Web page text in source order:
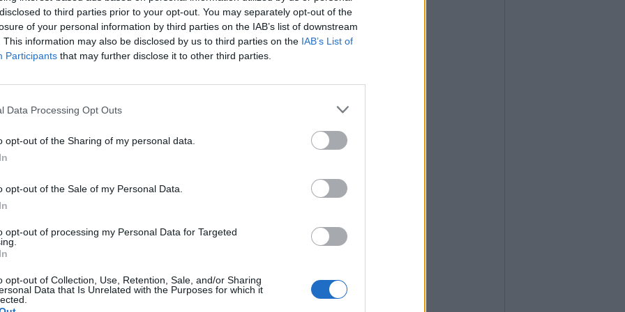
to third parties prior to your opt-out. You may separately opt-out of the
of your personal information by third parties on the IAB’s list of downstream
This information may also be disclosed by us to third parties on the IAB’s List of
Participants that may further disclose it to other third parties.
Data Processing Opt Outs
opt-out of the Sharing of my personal data.
opt-out of the Sale of my Personal Data.
opt-out of processing my Personal Data for Targeted
opt-out of Collection, Use, Retention, Sale, and/or Sharing
Data that Is Unrelated with the Purposes for which it
in sicurezza la una parte della GallerIna
alcuni calcinacci.
Via Confalonieri, 5
Tutti gli eventi
a cuore l'informazione del nostro territorio e
prima linea per informarvi con attenzione.
Pubblicato il 25 Dicembre 2022